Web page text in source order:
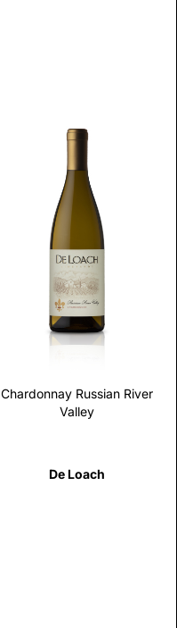
Chardonnay Russian River
Valley
De Loach
Scopri